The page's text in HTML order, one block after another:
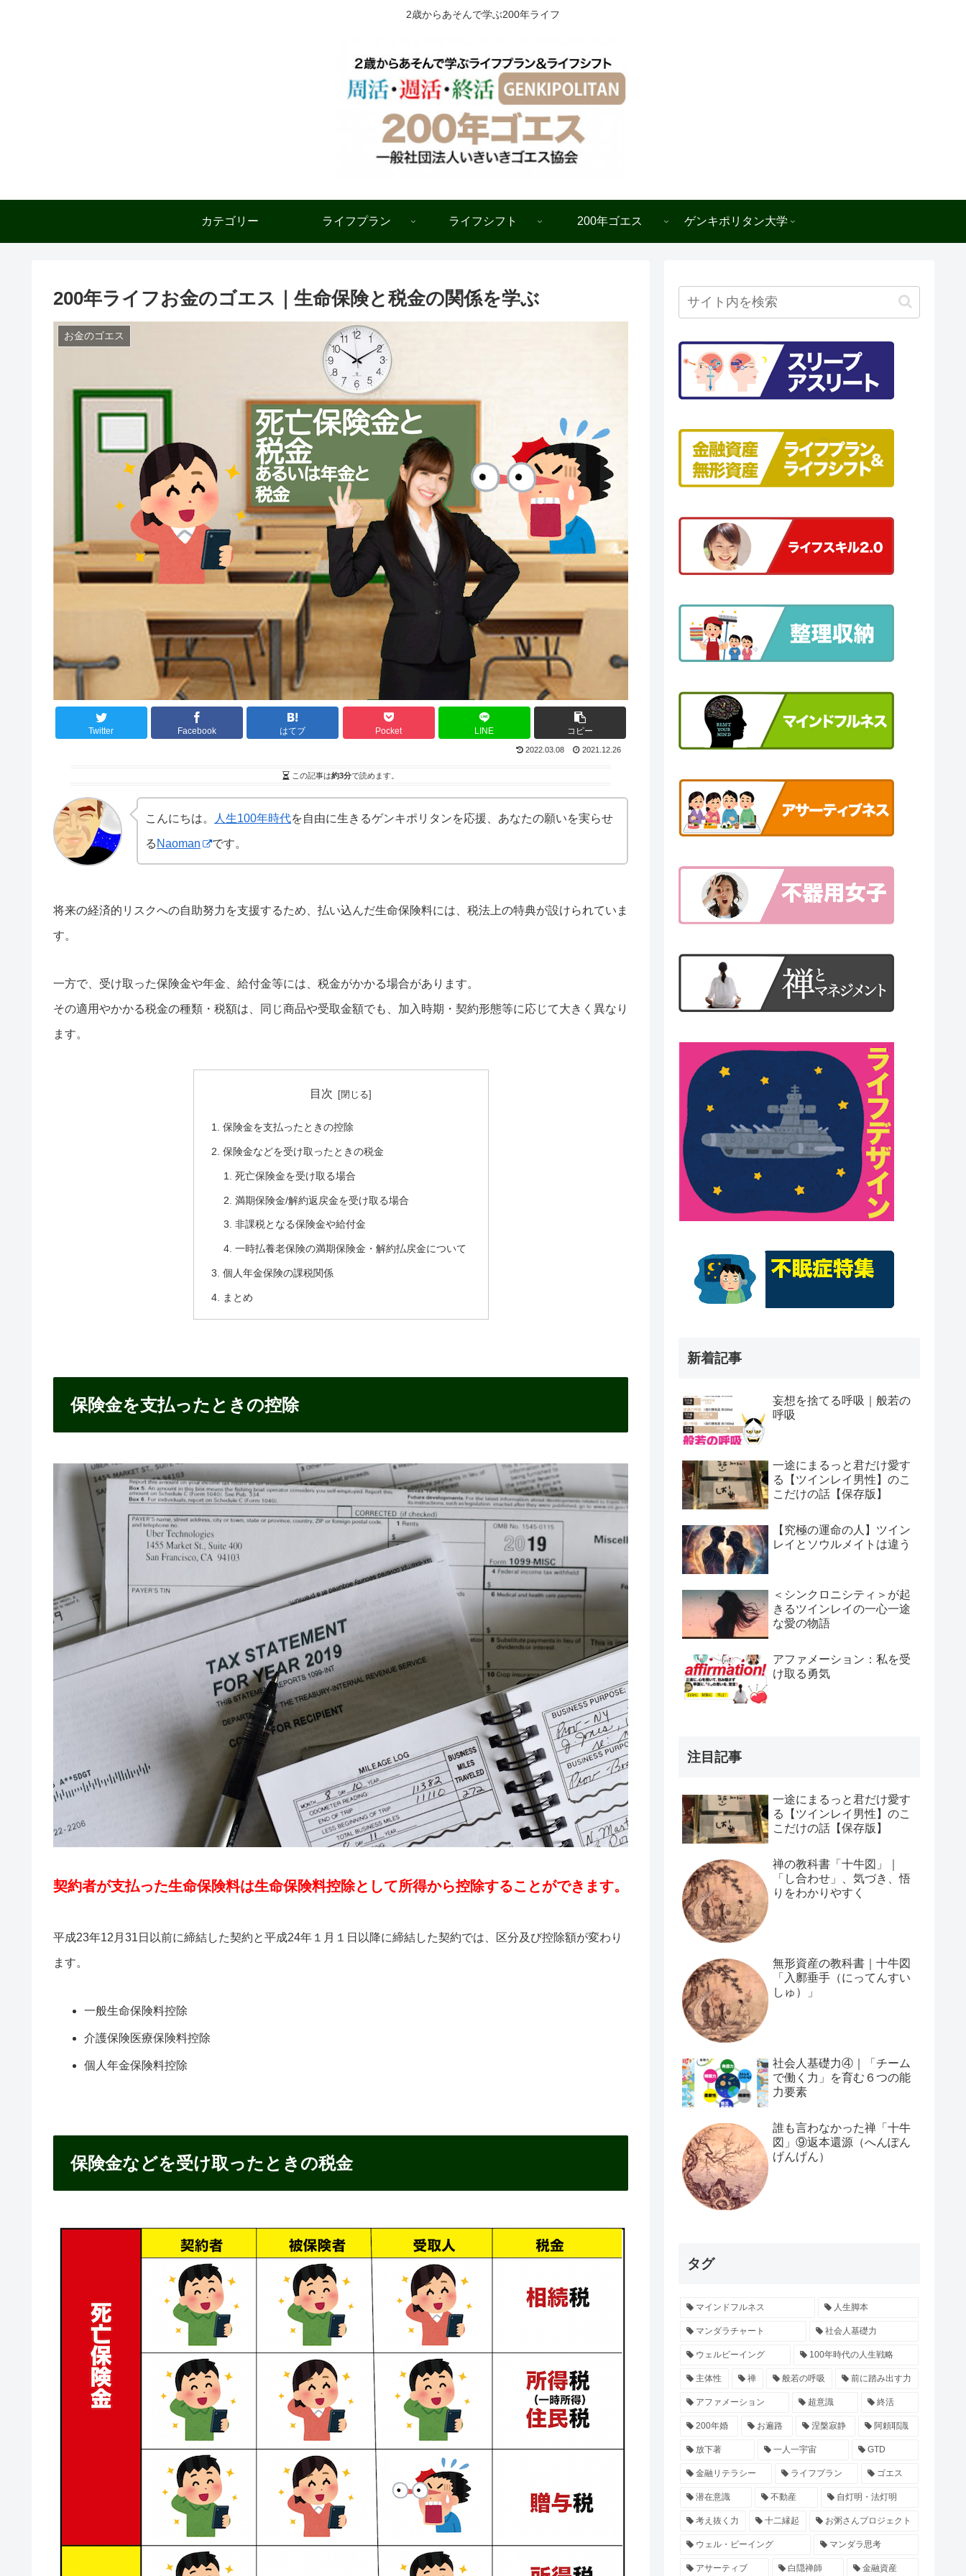
2歳からあそんで学ぶ200年ライフ
カテゴリー ライフプラン ライフシフト 200年ゴエス ゲンキポリタン大学
200年ライフお金のゴエス｜生命保険と税金の関係を学ぶ
お金のゴエス
Twitter Facebook はてブ Pocket LINE コピー
2022.03.08 2021.12.26
この記事は約3分で読めます。
こんにちは。 人生100年時代を自由に生きるゲンキポリタンを応援、あなたの願いを実らせ
る Naoman です。
将来の経済的リスクへの自助努力を支援するため、払い込んだ生命保険料には、税法上の特典が設けられていま
す。
一方で、受け取った保険金や年金、給付金等には、税金がかかる場合があります。
その適用やかかる税金の種類・税額は、同じ商品や受取金額でも、加入時期・契約形態等に応じて大きく異なり
ます。
目次
保険金を支払ったときの控除
保険金などを受け取ったときの税金
死亡保険金を受け取る場合
満期保険金/解約返戻金を受け取る場合
非課税となる保険金や給付金
一時払養老保険の満期保険金・解約払戻金について
個人年金保険の課税関係
まとめ
保険金を支払ったときの控除
契約者が支払った生命保険料は生命保険料控除として所得から控除することができます。
平成23年12月31日以前に締結した契約と平成24年１月１日以降に締結した契約では、区分及び控除額が変わり
ます。
一般生命保険料控除
介護保険医療保険料控除
個人年金保険料控除
保険金などを受け取ったときの税金
新着記事
妄想を捨てる呼吸｜般若の
呼吸
一途にまるっと君だけ愛す
る【ツインレイ男性】のこ
こだけの話【保存版】
【究極の運命の人】ツイン
レイとソウルメイトは違う
＜シンクロニシティ＞が起
きるツインレイの一心一途
な愛の物語
アファメーション：私を受
け取る勇気
注目記事
一途にまるっと君だけ愛す
る【ツインレイ男性】のこ
こだけの話【保存版】
禅の教科書「十牛図」｜
「し合わせ」、気づき、悟
りをわかりやすく
無形資産の教科書｜十牛図
「入鄽垂手（にってんすい
しゅ）」
社会人基礎力④｜「チーム
で働く力」を育む６つの能
力要素
誰も言わなかった禅「十牛
図」⑨返本還源（へんぽん
げんげん）
タグ
マインドフルネス 人生脚本
マンダラチャート 社会人基礎力
ウェルビーイング 100年時代の人生戦略
主体性 禅 般若の呼吸 前に踏み出す力
アファメーション 超意識 終活
200年婚 お遍路 涅槃寂静 阿頼耶識
放下著 一人一宇宙 GTD
金融リテラシー ライフプラン ゴエス
潜在意識 不動産 自灯明・法灯明
考え抜く力 十二縁起 お粥さんプロジェクト
ウェル・ビーイング マンダラ思考
アサーティブ 白隠禅師 金融資産